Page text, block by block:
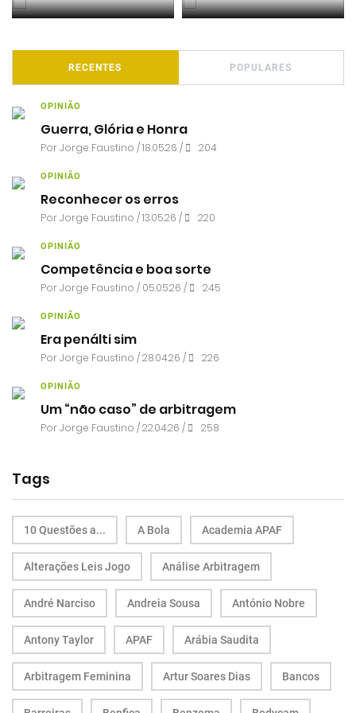
RECENTES POPULARES
OPINIÃO
Guerra, Glória e Honra
PorJorge Faustino / 18.05.26 / 204
OPINIÃO
Reconhecer os erros
PorJorge Faustino / 13.05.26 / 220
OPINIÃO
Competência e boa sorte
PorJorge Faustino / 05.05.26 / 245
OPINIÃO
Era penálti sim
PorJorge Faustino / 28.04.26 / 226
OPINIÃO
Um “não caso” de arbitragem
PorJorge Faustino / 22.04.26 / 258
Tags
10 Questões a... A Bola Academia APAF
Alterações Leis Jogo Análise Arbitragem
André Narciso Andreia Sousa António Nobre
Antony Taylor APAF Arábia Saudita
Arbitragem Feminina Artur Soares Dias Bancos